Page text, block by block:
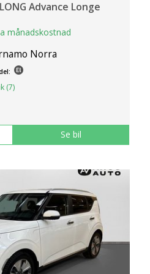
Advance Longe
månadskostnad
Norra
(7)
Se bil